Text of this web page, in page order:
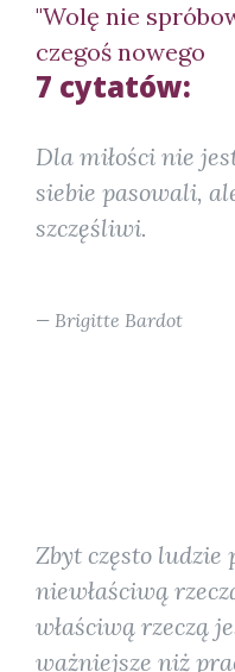
"Wolę nie
czegoś nowego
7 cytatów:
Dla miłości nie
siebie pasowali,
szczęśliwi.
Brigitte Bardot
Zbyt często ludzie
niewłaściwą
właściwą rzeczą
ważniejsze niż